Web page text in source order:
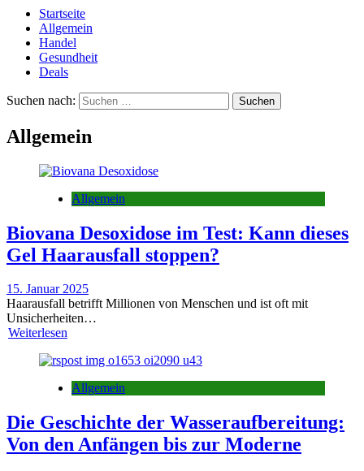
Startseite
Allgemein
Handel
Gesundheit
Deals
Suchen nach:
Allgemein
Allgemein
Biovana Desoxidose im Test: Kann dieses
Gel Haarausfall stoppen?
15. Januar 2025
Haarausfall betrifft Millionen von Menschen und ist oft mit
Unsicherheiten…
Weiterlesen
Allgemein
Die Geschichte der Wasseraufbereitung:
Von den Anfängen bis zur Moderne